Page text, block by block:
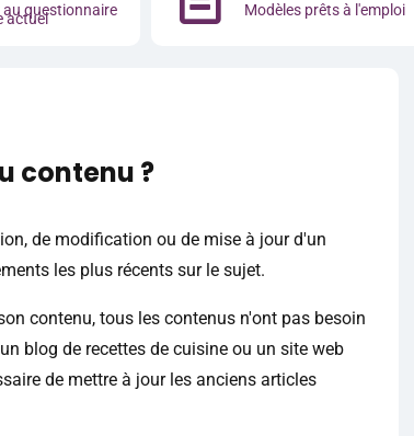
au questionnaire
actuel Modèles prêts à l'emploi
contenu ?
de modification ou de mise à jour d'un
les plus récents sur le sujet.
contenu, tous les contenus n'ont pas besoin
blog de recettes de cuisine ou un site web
de mettre à jour les anciens articles